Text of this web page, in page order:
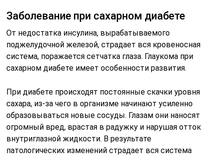
Заболевание при сахарном диабете
От недостатка инсулина, вырабатываемого
поджелудочной железой, страдает вся кровеносная
система, поражается сетчатка глаза. Глаукома при
сахарном диабете имеет особенности развития.
При диабете происходят постоянные скачки уровня
сахара, из-за чего в организме начинают усиленно
образовываться новые сосуды. Глазам они наносят
огромный вред, врастая в радужку и нарушая отток
внутриглазной жидкости. В результате
патологических изменений страдает вся система